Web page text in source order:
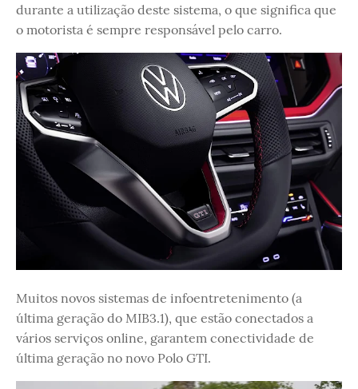
durante a utilização deste sistema, o que significa que
o motorista é sempre responsável pelo carro.
Muitos novos sistemas de infoentretenimento (a
última geração do MIB3.1), que estão conectados a
vários serviços online, garantem conectividade de
última geração no novo Polo GTI.